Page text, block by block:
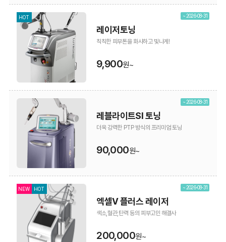
HOT
레이저토닝
칙칙한 피부톤을 화사하고 빛나게!
~ 2026-08-31
9,900원~
레블라이트SI 토닝
더욱 강력한 PTP 방식의 프리미엄 토닝
~ 2026-08-31
90,000원~
NEW HOT
엑셀V 플러스 레이저
색소,혈관,탄력 등의 피부고민 해결사
~ 2026-08-31
200,000원~